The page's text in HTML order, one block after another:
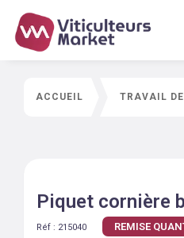
ACCUEIL TRAVAIL
Piquet cornière
Réf : 215040 REMISE